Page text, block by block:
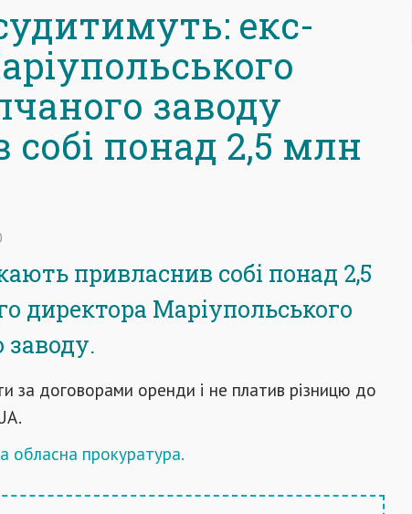
екс-
заводу
понад 2,5 млн
привласнив собі понад 2,5
директора Маріупольського
заводу.
за договорами оренди і не платив різницю до
обласна прокуратура.